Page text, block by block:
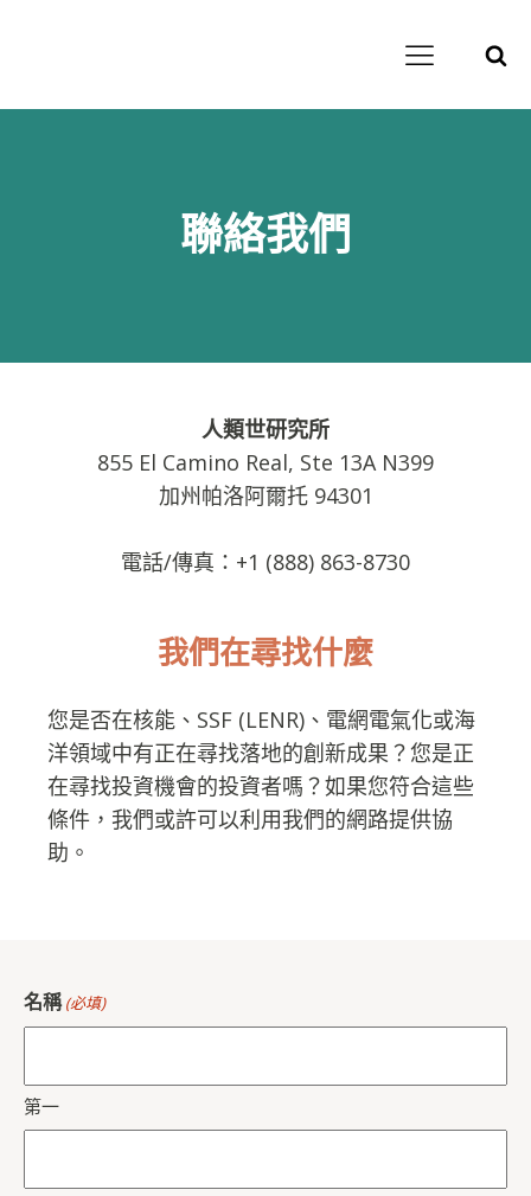
聯絡我們
人類世研究所
855 El Camino Real, Ste 13A N399
加州帕洛阿爾托 94301
電話/傳真：+1 (888) 863-8730
我們在尋找什麼
您是否在核能、SSF (LENR)、電網電氣化或海
洋領域中有正在尋找落地的創新成果？您是正
在尋找投資機會的投資者嗎？如果您符合這些
條件，我們或許可以利用我們的網路提供協
助。
名稱 (必填)
第一